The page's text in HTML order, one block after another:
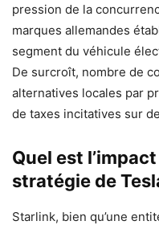
pression de la
marques allemandes
segment du véhicule
De surcroît, nombre de
alternatives locales par
de taxes incitatives sur
Quel est
stratégie de
Starlink, bien qu’une